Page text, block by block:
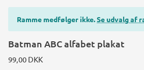
Ramme medfølger ikke.Se udvalg af
Batman ABC alfabet plakat
99,00 DKK